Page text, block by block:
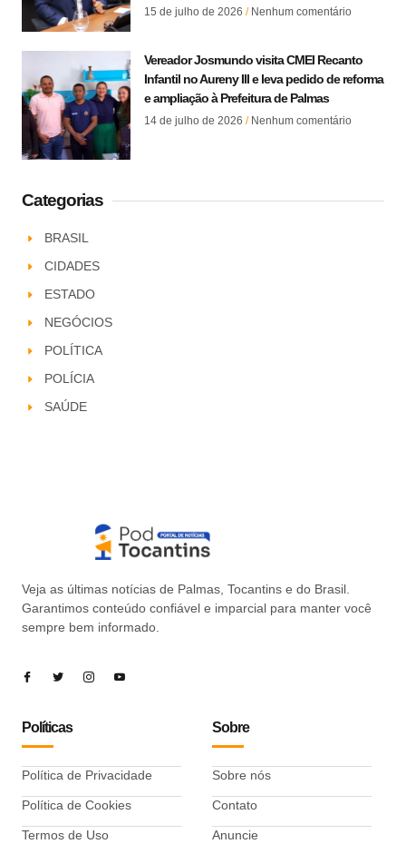
15 de julho de 2026 Nenhum comentário
Vereador Josmundo visita CMEI Recanto
Infantil no Aureny III e leva pedido de reforma
e ampliação à Prefeitura de Palmas
14 de julho de 2026 Nenhum comentário
Categorias
BRASIL
CIDADES
ESTADO
NEGÓCIOS
POLÍTICA
POLÍCIA
SAÚDE
Veja as últimas notícias de Palmas, Tocantins e do Brasil.
Garantimos conteúdo confiável e imparcial para manter você
sempre bem informado.
Políticas
Política de Privacidade
Política de Cookies
Termos de Uso
Sobre
Sobre nós
Contato
Anuncie